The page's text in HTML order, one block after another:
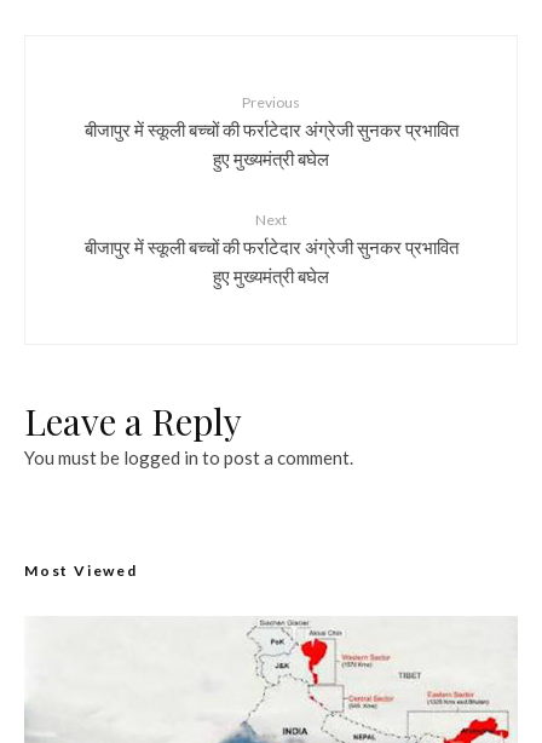
Previous
बीजापुर में स्कूली बच्चों की फर्राटेदार अंग्रेजी सुनकर प्रभावित
हुए मुख्यमंत्री बघेल
Next
बीजापुर में स्कूली बच्चों की फर्राटेदार अंग्रेजी सुनकर प्रभावित
हुए मुख्यमंत्री बघेल
Leave a Reply
You must be logged in to post a comment.
Most Viewed